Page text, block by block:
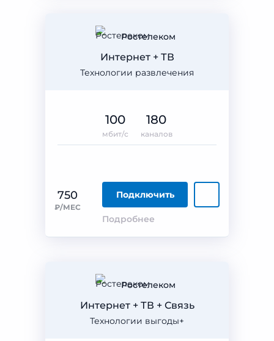
Ростелеком
Технологии развлечения
Интернет + ТВ
750
₽/МЕС
Подключить
Подробнее
100
мбит/с
180
каналов
Ростелеком
Технологии выгоды+
Интернет + ТВ + Связь